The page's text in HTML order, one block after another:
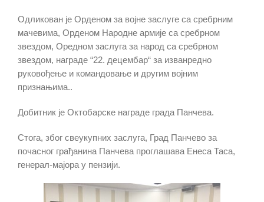
Одликован је Орденом за војне заслуге са сребрним
мачевима, Орденом Народне армије са сребрном
звездом, Оредном заслуга за народ са сребрном
звездом, награде “22. децембар“ за изванредно
руковођење и командовање и другим војним
признањима..
Добитник је Октобарске награде града Панчева.
Стога, због свеукупних заслуга, Град Панчево за
почасног грађанина Панчева проглашава Енеса Таса,
генерал-мајора у пензији.